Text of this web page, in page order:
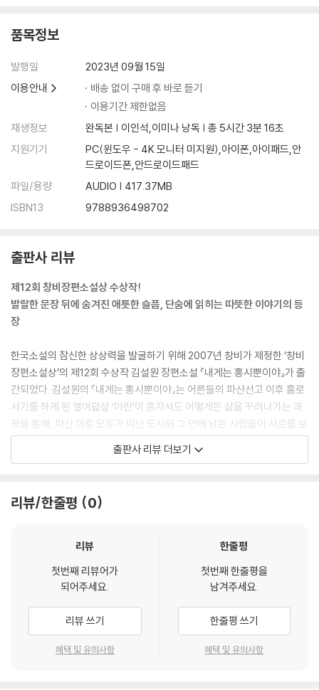
품목정보
발행일
2023년 09월 15일
이용안내
배송 없이 구매 후 바로 듣기
이용기간 제한없음
재생정보
완독본 | 이인석,이미나 낭독 | 총 5시간 3분 16초
지원기기
PC(윈도우 - 4K 모니터 미지원),아이폰,아이패드,안
드로이드폰,안드로이드패드
파일/용량
AUDIO | 417.37MB
ISBN13
9788936498702
출판사 리뷰
제12회 창비장편소설상 수상작!
발랄한 문장 뒤에 숨겨진 애틋한 슬픔, 단숨에 읽히는 따뜻한 이야기의 등
장
한국소설의 참신한 상상력을 발굴하기 위해 2007년 창비가 제정한 ‘창비
장편소설상’의 제12회 수상작 김설원 장편소설 『내게는 홍시뿐이야』가 출
간되었다. 김설원의 『내게는 홍시뿐이야』는 어른들의 파산선고 이후 홀로
서기를 하게 된 열여덟살 ‘아란’이 혼자서도 어떻게든 삶을 꾸려나가는 과
정을 통해, 파산 이후 모두가 떠난 도시와 그 안에 남은 사람들이 서로를 보
듬으며 연대하는 모습을 애틋하게 그려낸다. 따스함을 잃지 않는 섬세한
시선으로 남은 자와 떠난 자들의 현실적인 비극을 보여주는 이 소설은 우
따뜻한 비극의 힘을 증명해낼 것이다.
이 가족들은 자식들에게 파산선고를 하기 이전에 파산된 도시에 살고 있었
였던 것이다. 소설 속 주인공인 아란은 이 문제에 대해 이렇게 말한다. “인
간은 자기가 살고 있는 집을 닮아가기 마련”이라고. 나는 김설원 작가와 인
터뷰를 하기 전에는 이 문장이 눈에 들어오지 않았다. 그러다 인터뷰를 마
치고 다시 소설을 읽자 이 문장이 가슴에 쏙 박혔다. 이 문장으로 소설을 다
시 바라보자 작가가 어떤 마음으로 저 질문들을 통과했는지 알 것 같았다.
출판사 리뷰 더보기
리뷰/한줄평 0
리뷰
첫번째 리뷰어가
되어주세요.
리뷰 쓰기
혜택 및 유의사항
한줄평
첫번째 한줄평을
남겨주세요.
한줄평 쓰기
혜택 및 유의사항